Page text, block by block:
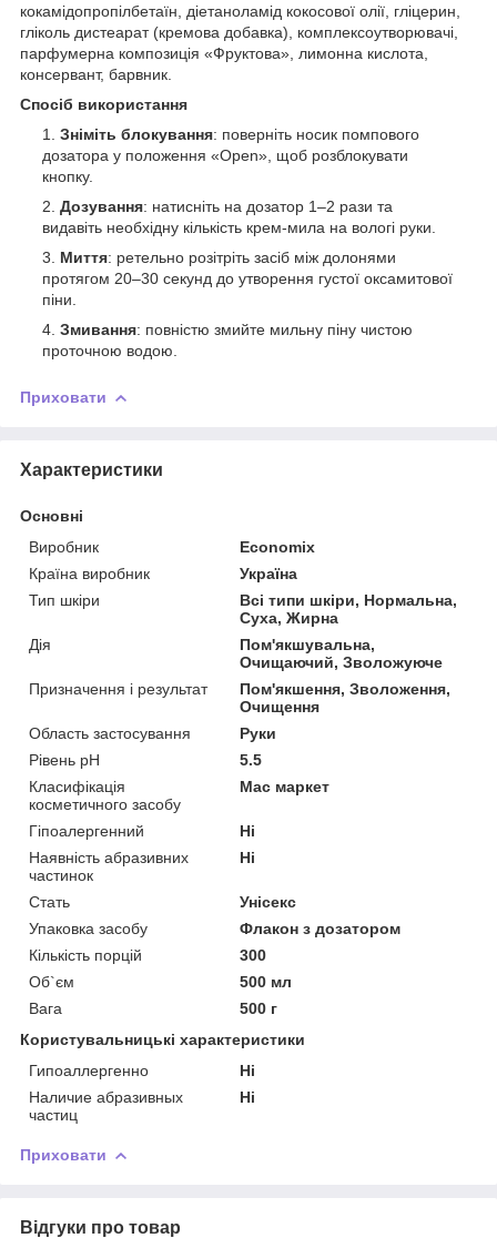
кокамідопропілбетаїн, діетаноламід кокосової олії, гліцерин,
гліколь дистеарат (кремова добавка), комплексоутворювачі,
парфумерна композиція «Фруктова», лимонна кислота,
консервант, барвник.
Спосіб використання
Зніміть блокування: поверніть носик помпового
дозатора у положення «Open», щоб розблокувати
кнопку.
Дозування: натисніть на дозатор 1–2 рази та
видавіть необхідну кількість крем-мила на вологі руки.
Миття: ретельно розітріть засіб між долонями
протягом 20–30 секунд до утворення густої оксамитової
піни.
Змивання: повністю змийте мильну піну чистою
проточною водою.
Приховати
Характеристики
Основні
Виробник
Economix
Країна виробник
Україна
Тип шкіри
Всі типи шкіри, Нормальна,
Суха, Жирна
Дія
Пом'якшувальна,
Очищаючий, Зволожуюче
Призначення і результат
Пом'якшення, Зволоження,
Очищення
Область застосування
Руки
Рівень pH
5.5
Класифікація
косметичного засобу
Мас маркет
Гіпоалергенний
Ні
Наявність абразивних
частинок
Ні
Стать
Унісекс
Упаковка засобу
Флакон з дозатором
Кількість порцій
300
Об`єм
500 мл
Вага
500 г
Користувальницькі характеристики
Гипоаллергенно
Ні
Наличие абразивных
частиц
Ні
Приховати
Відгуки про товар